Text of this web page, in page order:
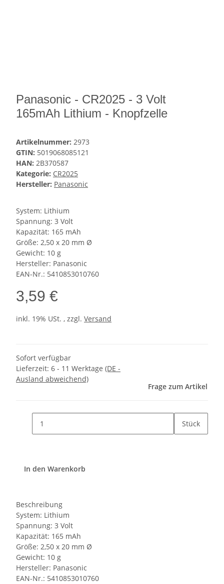
Panasonic - CR2025 - 3 Volt
165mAh Lithium - Knopfzelle
Artikelnummer: 2973
GTIN: 5019068085121
HAN: 2B370587
Kategorie: CR2025
Hersteller: Panasonic
System: Lithium
Spannung: 3 Volt
Kapazität: 165 mAh
Größe: 2,50 x 20 mm Ø
Gewicht: 10 g
Hersteller: Panasonic
EAN-Nr.: 5410853010760
3,59 €
inkl. 19% USt. , zzgl. Versand
Sofort verfügbar
Lieferzeit: 6 - 11 Werktage (DE -
Ausland abweichend)
Frage zum Artikel
Stück
In den Warenkorb
Beschreibung
System: Lithium
Spannung: 3 Volt
Kapazität: 165 mAh
Größe: 2,50 x 20 mm Ø
Gewicht: 10 g
Hersteller: Panasonic
EAN-Nr.: 5410853010760